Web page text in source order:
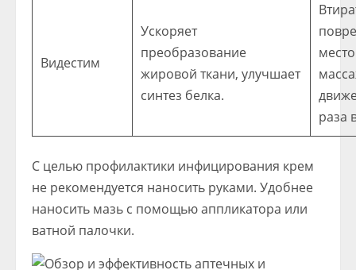
Видестим
Ускоряет
преобразование
жировой ткани, улучшает
синтез белка.
место
раза
С целью профилактики инфицирования крем
не рекомендуется наносить руками. Удобнее
наносить мазь с помощью аппликатора или
ватной палочки.